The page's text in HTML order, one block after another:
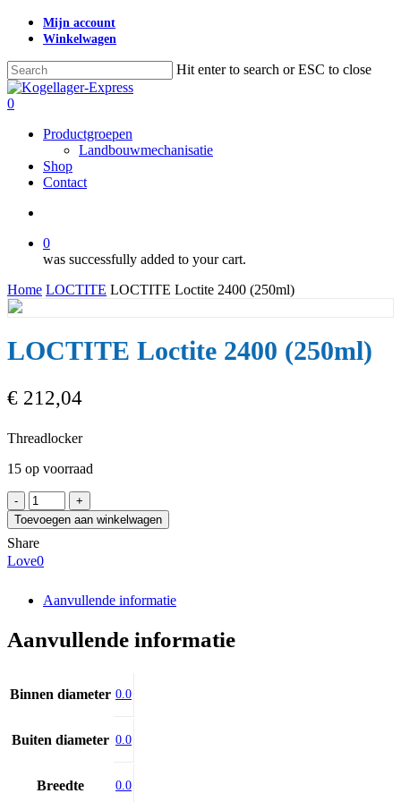
Skip
content
Mijn account
Winkelwagen
Hit enter to search or ESC to close
Close
Search
search
0
Productgroepen
Landbouwmechanisatie
Shop
Contact
0
was successfully added to your cart.
Home LOCTITE LOCTITE Loctite 2400 (250ml)
LOCTITE Loctite 2400 (250ml)
€ 212,04
Threadlocker
15 op voorraad
LOCTITE
Loctite
2400
(250ml)
aantal
Toevoegen aan winkelwagen
Share
Love0
Aanvullende informatie
Aanvullende informatie
Binnen diameter 0.0
Buiten diameter 0.0
Breedte 0.0